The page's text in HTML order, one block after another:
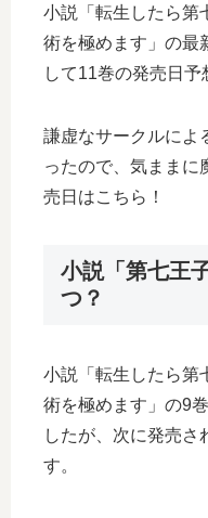
小説「転生したら第
術を極めます」の最
して11巻の発売日予
謙虚なサークルによ
ったので、気ままに
売日はこちら！
小説「第七王
つ？
小説「転生したら第
術を極めます」の9
したが、次に発売さ
す。